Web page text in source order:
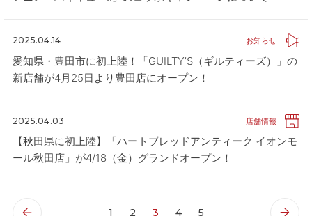
お知らせ
2025.04.14
愛知県・豊田市に初上陸！「GUILTY’S（ギルティーズ）」の
新店舗が4月25日より豊田店にオープン！
店舗情報
2025.04.03
【秋田県に初上陸】「ハートブレッドアンティーク イオンモ
ール秋田店」が4/18（金）グランドオープン！
1 2 3 4 5